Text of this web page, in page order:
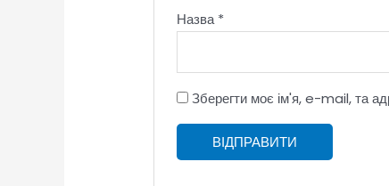
Назва*
Зберегти моє ім'я, e-mail, та